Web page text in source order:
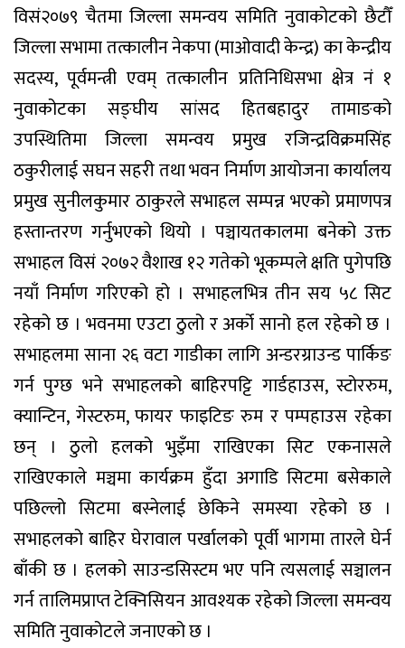
विसं२०७९ चैतमा जिल्ला समन्वय समिति नुवाकोटको छैटौँ
जिल्ला सभामा तत्कालीन नेकपा (माओवादी केन्द्र) का केन्द्रीय
सदस्य, पूर्वमन्त्री एवम् तत्कालीन प्रतिनिधिसभा क्षेत्र नं १
नुवाकोटका सङ्घीय सांसद हितबहादुर तामाङको
उपस्थितिमा जिल्ला समन्वय प्रमुख रजिन्द्रविक्रमसिंह
ठकुरीलाई सघन सहरी तथा भवन निर्माण आयोजना कार्यालय
प्रमुख सुनीलकुमार ठाकुरले सभाहल सम्पन्न भएको प्रमाणपत्र
हस्तान्तरण गर्नुभएको थियो । पञ्चायतकालमा बनेको उक्त
सभाहल विसं २०७२ वैशाख १२ गतेको भूकम्पले क्षति पुगेपछि
नयाँ निर्माण गरिएको हो । सभाहलभित्र तीन सय ५८ सिट
रहेको छ । भवनमा एउटा ठुलो र अर्को सानो हल रहेको छ ।
सभाहलमा साना २६ वटा गाडीका लागि अन्डरग्राउन्ड पार्किङ
गर्न पुग्छ भने सभाहलको बाहिरपट्टि गार्डहाउस, स्टोररुम,
क्यान्टिन, गेस्टरुम, फायर फाइटिङ रुम र पम्पहाउस रहेका
छन् । ठुलो हलको भुइँमा राखिएका सिट एकनासले
राखिएकाले मञ्चमा कार्यक्रम हुँदा अगाडि सिटमा बसेकाले
पछिल्लो सिटमा बस्नेलाई छेकिने समस्या रहेको छ ।
सभाहलको बाहिर घेरावाल पर्खालको पूर्वी भागमा तारले घेर्न
बाँकी छ । हलको साउन्डसिस्टम भए पनि त्यसलाई सञ्चालन
गर्न तालिमप्राप्त टेक्निसियन आवश्यक रहेको जिल्ला समन्वय
समिति नुवाकोटले जनाएको छ ।